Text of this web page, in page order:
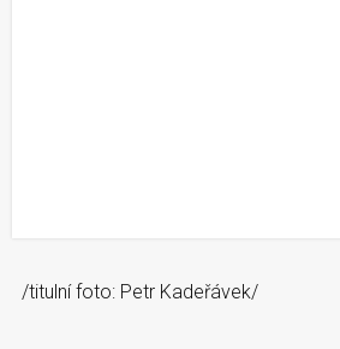
/titulní foto: Petr Kadeřávek/